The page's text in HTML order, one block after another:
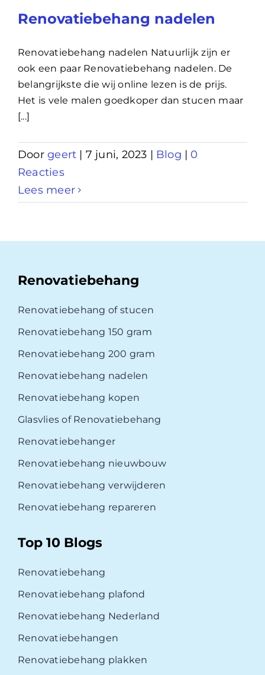
Renovatiebehang nadelen
Renovatiebehang nadelen Natuurlijk zijn er
ook een paar Renovatiebehang nadelen. De
belangrijkste die wij online lezen is de prijs.
Het is vele malen goedkoper dan stucen maar
[...]
Doorgeert | 7 juni, 2023 | Blog | 0
Reacties
Lees meer
Renovatiebehang
Renovatiebehang of stucen
Renovatiebehang 150 gram
Renovatiebehang 200 gram
Renovatiebehang nadelen
Renovatiebehang kopen
Glasvlies of Renovatiebehang
Renovatiebehanger
Renovatiebehang nieuwbouw
Renovatiebehang verwijderen
Renovatiebehang repareren
Top 10 Blogs
Renovatiebehang
Renovatiebehang plafond
Renovatiebehang Nederland
Renovatiebehangen
Renovatiebehang plakken